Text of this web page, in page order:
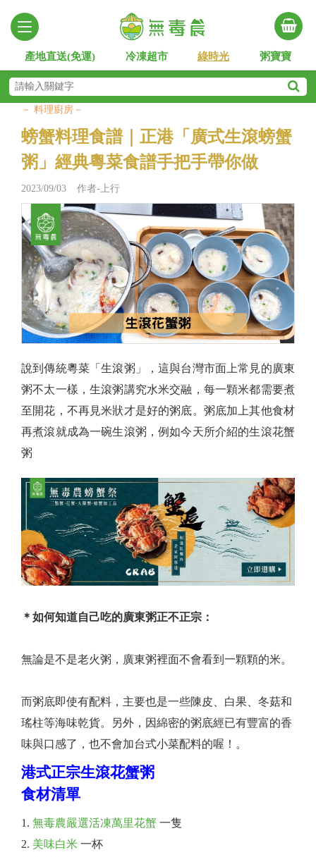
產地直送(免運) 冷凍超市 綠時光 粥寶寶
－ 料理廚房－
螃蟹料理食譜｜正港「廣式生滾螃蟹
粥」經典粵菜食譜手把手帶你做
2023/09/03 作者-上行
說到傳統粵菜「生滾粥」，這與台灣市面上常見的廣東
粥不太一樣，生滾粥講究水米交融，每一顆米都需要煮
至開花，不再見米狀才是好的粥底。粥底加上其他食材
再煮滾就成為一碗生滾粥，例如今天所介紹的生滾花蟹
粥
＊如何知道自己吃的廣東粥正不正宗：
無論是不是老火粥，廣東粥裡面不會看到一顆顆的米。
而粥底即使有配料，主要也是一些陳皮、白果、冬菇和
瑤柱等海味乾貨。另外，因綿密的粥底經已有豐富的香
味與口感了，也不會加台式小菜配料的喔！。
港式正宗生滾花蟹粥
食材清單
無毒農嚴選活凍萬里花蟹 一隻
美味白米 一杯